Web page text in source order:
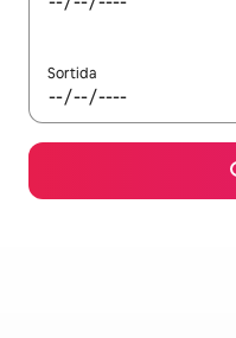
Sortida